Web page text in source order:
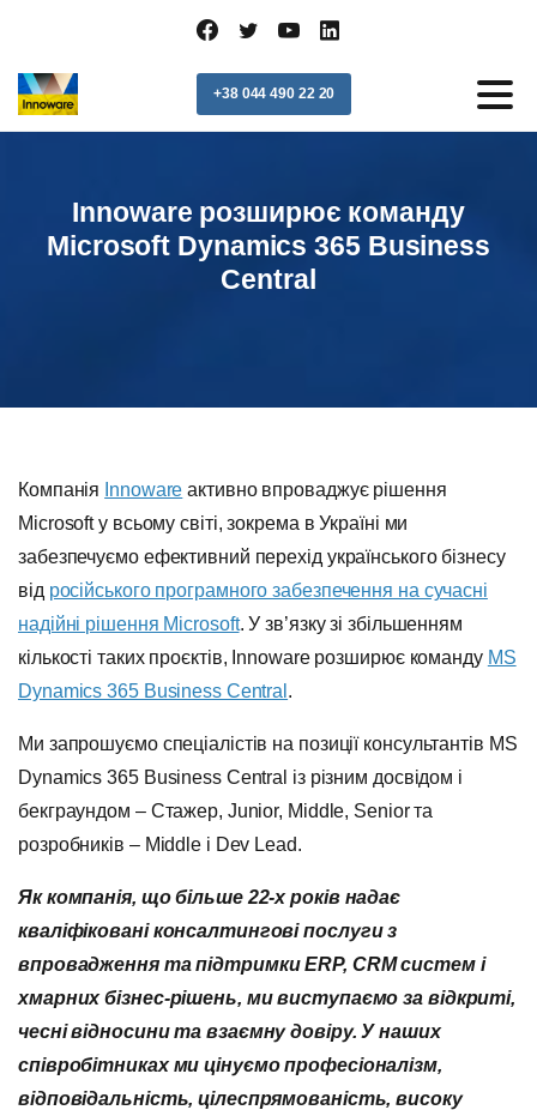
+38 044 490 22 20
Innoware розширює команду
Microsoft Dynamics 365 Business
Central
Компанія Innoware активно впроваджує рішення
Microsoft у всьому світі, зокрема в Україні ми
забезпечуємо ефективний перехід українського бізнесу
від російського програмного забезпечення на сучасні
надійні рішення Microsoft. У зв’язку зі збільшенням
кількості таких проєктів, Innoware розширює команду MS
Dynamics 365 Business Central .
Ми запрошуємо спеціалістів на позиції консультантів MS
Dynamics 365 Business Centrаl із різним досвідом і
бекграундом – Стажер, Junior, Middle, Senior та
розробників – Middle і Dev Lead.
Як компанія, що більше 22-х років надає
кваліфіковані консалтингові послуги з
впровадження та підтримки ERP, СRM систем і
хмарних бізнес-рішень, ми виступаємо за відкриті,
чесні відносини та взаємну довіру. У наших
співробітниках ми цінуємо професіоналізм,
відповідальність, цілеспрямованість, високу